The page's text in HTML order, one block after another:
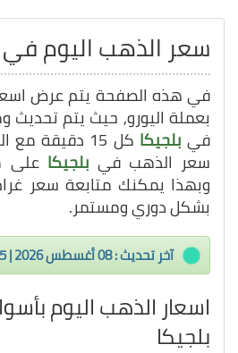
سعر الذهب اليوم في
في هذه الصفحة يتم عرض
بعملة اليورو, حيث يتم تحديث
في بلجيكا كل 15 دقيقة
سعر الذهب في بلجيكا
وبهذا يمكنك متابعة سعر
بشكل دوري ومستمر.
آخر تحديث : 08 أغسطس 2026 | 07:15 ص بتوقيت بلجيكا
اسعار الذهب اليوم
بلجيكا